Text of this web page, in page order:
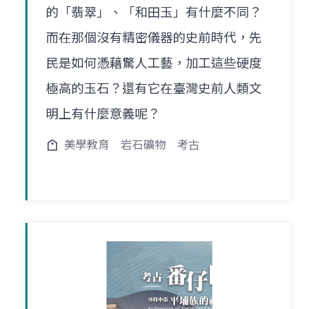
的「翡翠」、「和田玉」有什麼不同？
而在那個沒有精密儀器的史前時代，先
民是如何憑藉驚人工藝，加工這些硬度
極高的玉石？還有它在臺灣史前人類文
明上有什麼意義呢？
美學教育 岩石礦物 考古